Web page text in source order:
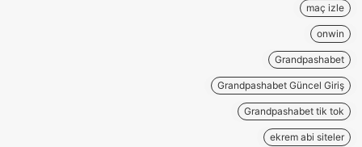
maç izle
onwin
Grandpashabet
Grandpashabet Güncel Giriş
Grandpashabet tik tok
ekrem abi siteler